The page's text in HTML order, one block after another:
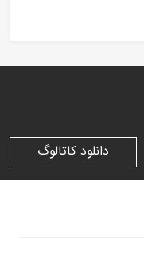
دانلود کاتالوگ